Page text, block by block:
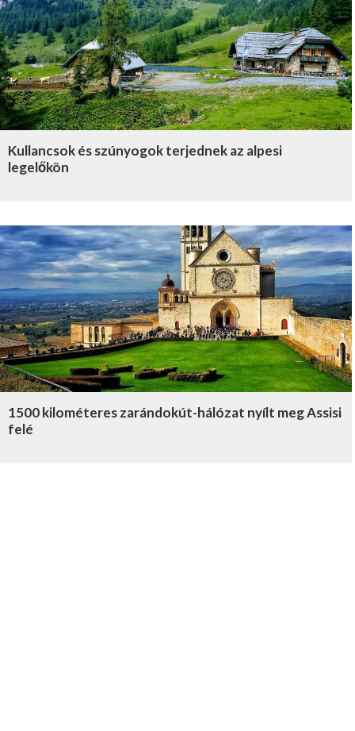
Kullancsok és szúnyogok terjednek az alpesi
legelőkön
1500 kilométeres zarándokút-hálózat nyílt meg Assisi
felé